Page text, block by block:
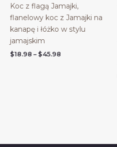
Koc z flagą Jamajki,
flanelowy koc z Jamajki na
kanapę i łóżko w stylu
jamajskim
$18.98 – $45.98